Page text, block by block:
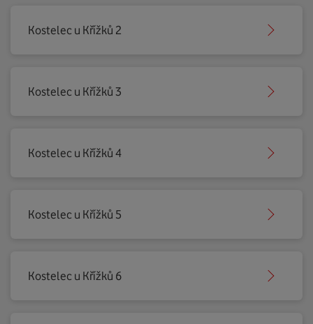
Kostelec u Křížků 2
Kostelec u Křížků 3
Kostelec u Křížků 4
Kostelec u Křížků 5
Kostelec u Křížků 6